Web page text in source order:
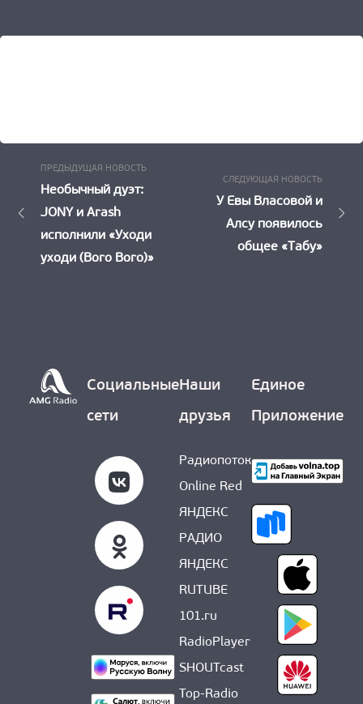
Навигация
записям
ПРЕДЫДУЩАЯ НОВОСТЬПредыдущая
Необычный дуэт:
JONY и Arash
исполнили «Уходи
уходи (Boro Boro)»
СЛЕДУЮЩАЯ НОВОСТЬ
У Евы Власовой и
Алсу появилось
общее «Табу»
Социальные
сети
Наши
друзья
Радиопоток
Online Red
ЯНДЕКС
РАДИО
ЯНДЕКС
RUTUBE
101.ru
RadioPlayer
SHOUTcast
Top-Radio
Единое
Приложение